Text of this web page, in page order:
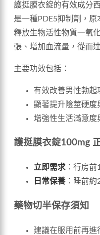
護挺膜衣錠的有效成分
是一種PDE5抑制劑，
釋放生物活性物質一氧
張、增加血流量，從而
主要功效包括：
有效改善男性勃起
顯著提升陰莖硬度
增強性生活滿意度
護挺膜衣錠100mg
立即需求 ：行房
日常保養 ：睡前
藥物切半保存須知
建議在服用前再